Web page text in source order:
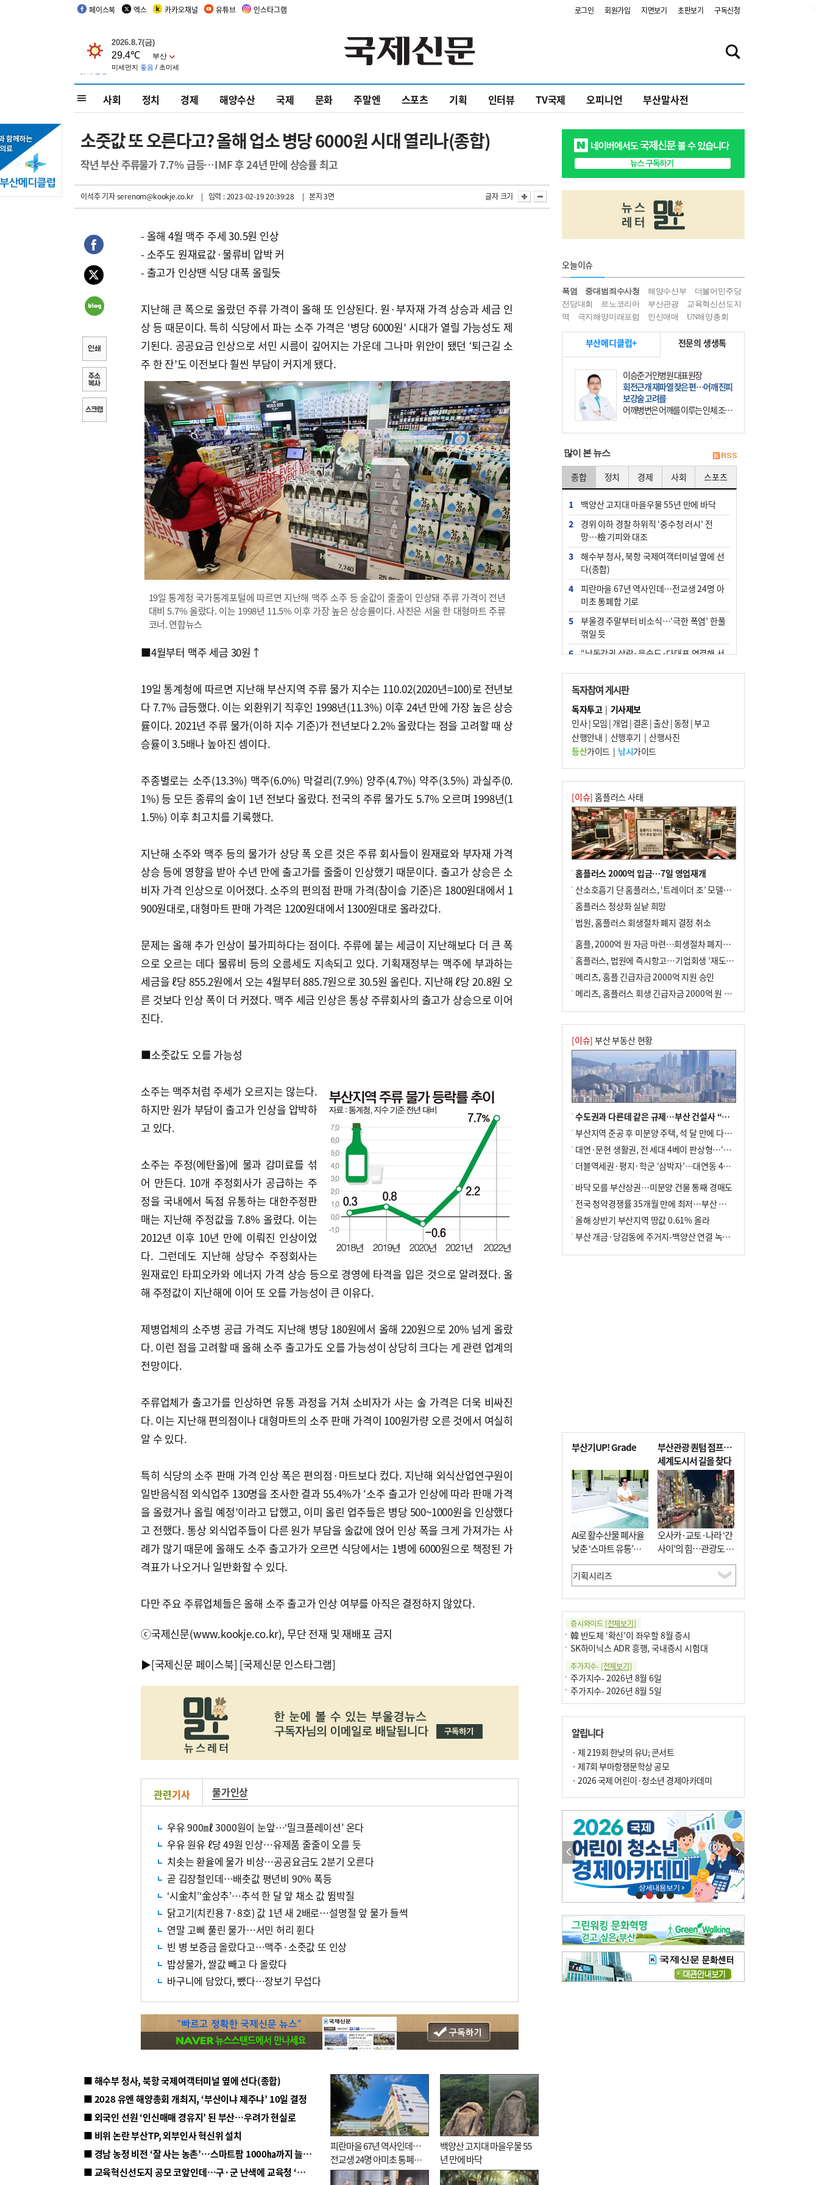
페이스북 엑스 카카오채널 유튜브 인스타그램 로그인 회원가입 지면보기 초판보기 구독신청
사회 정치 경제 해양수산 국제 문화 주말엔 스포츠 기획 인터뷰 TV국제 오피니언 부산말사전
소줏값 또 오른다고? 올해 업소 병당 6000원 시대 열리나(종합)
작년 부산 주류물가 7.7% 급등…IMF 후 24년 만에 상승률 최고
이석주 기자serenom@kookje.co.kr | 입력 : 2023-02-19 20:39:28 | 본지 3면 글자 크기
- 올해 4월 맥주 주세 30.5원 인상
- 소주도 원재료값·물류비 압박 커
- 출고가 인상땐 식당 대폭 올릴듯
지난해 큰 폭으로 올랐던 주류 가격이 올해 또 인상된다. 원·부자재 가격 상승과 세금 인
상 등 때문이다. 특히 식당에서 파는 소주 가격은 ‘병당 6000원’ 시대가 열릴 가능성도 제
기된다. 공공요금 인상으로 서민 시름이 깊어지는 가운데 그나마 위안이 됐던 ‘퇴근길 소
주 한 잔’도 이전보다 훨씬 부담이 커지게 됐다.
19일 통계청 국가통계포털에 따르면 지난해 맥주 소주 등 술값이 줄줄이 인상돼 주류 가격이 전년
대비 5.7% 올랐다. 이는 1998년 11.5% 이후 가장 높은 상승률이다. 사진은 서울 한 대형마트 주류
코너. 연합뉴스
■4월부터 맥주 세금 30원↑
19일 통계청에 따르면 지난해 부산지역 주류 물가 지수는 110.02(2020년=100)로 전년보
다 7.7% 급등했다. 이는 외환위기 직후인 1998년(11.3%) 이후 24년 만에 가장 높은 상승
률이다. 2021년 주류 물가(이하 지수 기준)가 전년보다 2.2% 올랐다는 점을 고려할 때 상
승률이 3.5배나 높아진 셈이다.
주종별로는 소주(13.3%) 맥주(6.0%) 막걸리(7.9%) 양주(4.7%) 약주(3.5%) 과실주(0.
1%) 등 모든 종류의 술이 1년 전보다 올랐다. 전국의 주류 물가도 5.7% 오르며 1998년(1
1.5%) 이후 최고치를 기록했다.
지난해 소주와 맥주 등의 물가가 상당 폭 오른 것은 주류 회사들이 원재료와 부자재 가격
상승 등에 영향을 받아 수년 만에 출고가를 줄줄이 인상했기 때문이다. 출고가 상승은 소
비자 가격 인상으로 이어졌다. 소주의 편의점 판매 가격(참이슬 기준)은 1800원대에서 1
900원대로, 대형마트 판매 가격은 1200원대에서 1300원대로 올라갔다.
문제는 올해 추가 인상이 불가피하다는 점이다. 주류에 붙는 세금이 지난해보다 더 큰 폭
으로 오르는 데다 물류비 등의 오름세도 지속되고 있다. 기획재정부는 맥주에 부과하는
세금을 ℓ당 855.2원에서 오는 4월부터 885.7원으로 30.5원 올린다. 지난해 ℓ당 20.8원 오
른 것보다 인상 폭이 더 커졌다. 맥주 세금 인상은 통상 주류회사의 출고가 상승으로 이어
진다.
■소줏값도 오를 가능성
소주는 맥주처럼 주세가 오르지는 않는다.
하지만 원가 부담이 출고가 인상을 압박하
고 있다.
소주는 주정(에탄올)에 물과 감미료를 섞
어 만든다. 10개 주정회사가 공급하는 주
정을 국내에서 독점 유통하는 대한주정판
매는 지난해 주정값을 7.8% 올렸다. 이는
2012년 이후 10년 만에 이뤄진 인상이었
다. 그런데도 지난해 상당수 주정회사는
원재료인 타피오카와 에너지 가격 상승 등으로 경영에 타격을 입은 것으로 알려졌다. 올
해 주정값이 지난해에 이어 또 오를 가능성이 큰 이유다.
제병업체의 소주병 공급 가격도 지난해 병당 180원에서 올해 220원으로 20% 넘게 올랐
다. 이런 점을 고려할 때 올해 소주 출고가도 오를 가능성이 상당히 크다는 게 관련 업계의
전망이다.
주류업체가 출고가를 인상하면 유통 과정을 거쳐 소비자가 사는 술 가격은 더욱 비싸진
다. 이는 지난해 편의점이나 대형마트의 소주 판매 가격이 100원가량 오른 것에서 여실히
알 수 있다.
특히 식당의 소주 판매 가격 인상 폭은 편의점·마트보다 컸다. 지난해 외식산업연구원이
일반음식점 외식업주 130명을 조사한 결과 55.4%가 ‘소주 출고가 인상에 따라 판매 가격
을 올렸거나 올릴 예정’이라고 답했고, 이미 올린 업주들은 병당 500~1000원을 인상했다
고 전했다. 통상 외식업주들이 다른 원가 부담을 술값에 얹어 인상 폭을 크게 가져가는 사
례가 많기 때문에 올해도 소주 출고가가 오르면 식당에서는 1병에 6000원으로 책정된 가
격표가 나오거나 일반화할 수 있다.
다만 주요 주류업체들은 올해 소주 출고가 인상 여부를 아직은 결정하지 않았다.
ⓒ국제신문(www.kookje.co.kr), 무단 전재 및 재배포 금지
▶[국제신문 페이스북] [국제신문 인스타그램]
관련기사 물가인상
우유 900㎖ 3000원이 눈앞…‘밀크플레이션’ 온다
우유 원유 ℓ당 49원 인상…유제품 줄줄이 오를 듯
치솟는 환율에 물가 비상…공공요금도 2분기 오른다
곧 김장철인데…배춧값 평년비 90% 폭등
‘시金치’‘金상추’…추석 한 달 앞 채소 값 뜀박질
닭고기(치킨용 7·8호) 값 1년 새 2배로…설명절 앞 물가 들썩
연말 고삐 풀린 물가…서민 허리 휜다
빈 병 보증금 올랐다고…맥주·소줏값 또 인상
밥상물가, 쌀값 빼고 다 올랐다
바구니에 담았다, 뺐다…장보기 무섭다
■ 해수부 청사, 북항 국제여객터미널 옆에 선다(종합)
■ 2028 유엔 해양총회 개최지, ‘부산이냐 제주냐’ 10일 결정
■ 외국인 선원 ‘인신매매 경유지’ 된 부산…우려가 현실로
■ 비위 논란 부산TP, 외부인사 혁신위 설치
■ 경남 농정 비전 ‘잘 사는 농촌’…스마트팜 1000㏊까지 늘린다
■ 교육혁신선도지 공모 코앞인데…구·군 난색에 교육청 ‘쩔쩔’
피란마을 67년 역사인데…
전교생 24명 아미초 통폐합
기로
백양산 고지대 마을우물 55
년 만에 바닥
오늘이슈
폭염 중대범죄수사청 해양수산부
더불어민주당
전당대회
르노코리아 부산관광
교육혁신선도지
역
극지해양미래포럼 인신매매 UN해양총회
부산메디클럽+ 전문의 생생톡
이승준 거인병원 대표원장
회전근개 재파열 잦은 편…어깨 진피
보강술 고려를
어깨병변은 어깨를 이루는 인체 조직
에 발생하는 손상을 말한다. 여기에
는 오십견과 회전근개 증후군, 어깨
많이 본 뉴스
종합 정치 경제 사회 스포츠
1
백양산 고지대 마을우물 55년 만에 바닥
2
경위 이하 경찰 하위직 ‘중수청 러시’ 전
망…檢 기피와 대조
3
해수부 청사, 북항 국제여객터미널 옆에 선
다(종합)
4
피란마을 67년 역사인데…전교생 24명 아
미초 통폐합 기로
5
부울경 주말부터 비소식…‘극한 폭염’ 한풀
꺾일 듯
6
“낙동강권 삼락·을숙도·다대포 연결해 서
7
오늘의 날씨- 2026년 8월 7일
8
외국인 선원 ‘인신매매 경유지’ 된 부산…
우려가 현실로
9
[사설] 해수부 신청사 북항으로 확정, 해양
수도 도약의 전환점
10 르노 못 타는 부산시장…관용차 규정에 막
힌 지역기업 응원
독자참여 게시판
독자투고| 기사제보
인사|모임 | 개업 | 결혼|출산|동정 |부고
산행안내 | 산행후기 | 산행사진
등산가이드| 낚시가이드
[이슈] 홈플러스 사태
홈플러스 2000억 입금…7일 영업재개
산소호흡기 단 홈플러스, ‘트레이더 조’ 모델로 살아날까
홈플러스 정상화 실낱 희망
법원, 홈플러스 회생절차 폐지 결정 취소
홈플, 2000억 원 자금 마련…회생절차 폐지에 즉시항고(종합)
홈플러스, 법원에 즉시항고…기업회생 ‘재도전’
메리츠, 홈플 긴급자금 2000억 지원 승인
메리츠, 홈플러스 회생 긴급자금 2000억 원 지원 승인
[이슈] 부산 부동산 현황
수도권과 다른데 같은 규제…부산 건설사 “쓰러지기 직전”
부산지역 준공 후 미분양 주택, 석 달 만에 다시 3000가구 넘어서
대연·문현 생활권, 전 세대 4베이 판상형…‘더샵 트리센트’ 내달 분양
더블역세권·평지·학군 ‘삼박자’…대연동 42층 브랜드 단지
바닥 모를 부산상권…미분양 건물 통째 경매도
전국 청약경쟁률 35개월 만에 최저…부산 미분양 ‘적체’ 심화
올해 상반기 부산지역 땅값 0.61% 올라
부산 개금·당감동에 주거지-백양산 연결 녹지 조성
부산기UP! Grade
AI로 활수산물 폐사율
낮춘 ‘스마트 유통’…
사막·산악지대 수출
도전
부산관광 퀀텀 점프…
세계도시서 길을 찾다
오사카·교토·나라 ‘간
사이’의 힘…관광도 뭉
쳐야 흥한다
증시와이드 [전체보기]
韓 반도체 ‘확신’이 좌우할 8월 증시
SK하이닉스 ADR 흥행, 국내증시 시험대
주가지수- [전체보기]
주가지수- 2026년 8월 6일
주가지수- 2026년 8월 5일
알립니다
· 제 219회 한낮의 유U; 콘서트
· 제7회 부마항쟁문학상 공모
· 2026 국제 어린이·청소년 경제아카데미